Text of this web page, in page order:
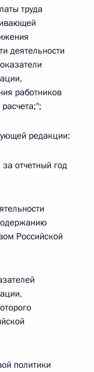
труда
деятельности
работников
редакции:
отчетный год
Российской
политики